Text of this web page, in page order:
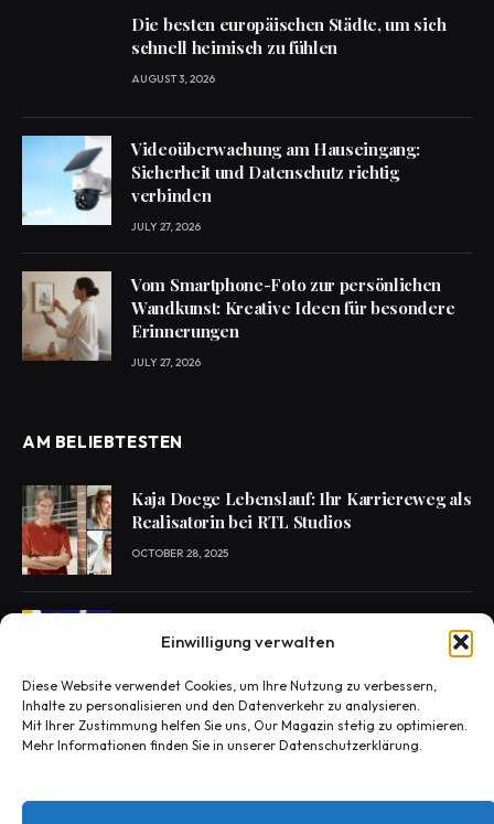
Einwilligung verwalten
Diese Website verwendet Cookies, um Ihre Nutzung zu verbessern,
Inhalte zu personalisieren und den Datenverkehr zu analysieren.
Mit Ihrer Zustimmung helfen Sie uns, Our Magazin stetig zu optimieren.
Mehr Informationen finden Sie in unserer Datenschutzerklärung.
Die besten europäischen Städte, um sich
schnell heimisch zu fühlen
AUGUST 3, 2026
Videoüberwachung am Hauseingang:
Sicherheit und Datenschutz richtig
verbinden
JULY 27, 2026
Vom Smartphone-Foto zur persönlichen
Wandkunst: Kreative Ideen für besondere
Erinnerungen
JULY 27, 2026
AM BELIEBTESTEN
Kaja Doege Lebenslauf: Ihr Karriereweg als
Realisatorin bei RTL Studios
OCTOBER 28, 2025
Medien berichten, offiziell nichts bestätigt
OCTOBER 29, 2025
Konny Reimann Todesursache? Die
OCTOBER 30, 2025